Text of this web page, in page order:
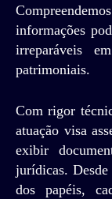
informações
irreparáveis
patrimoniais.
Com rigor
atuação visa
exibir
jurídicas.
dos papéis,